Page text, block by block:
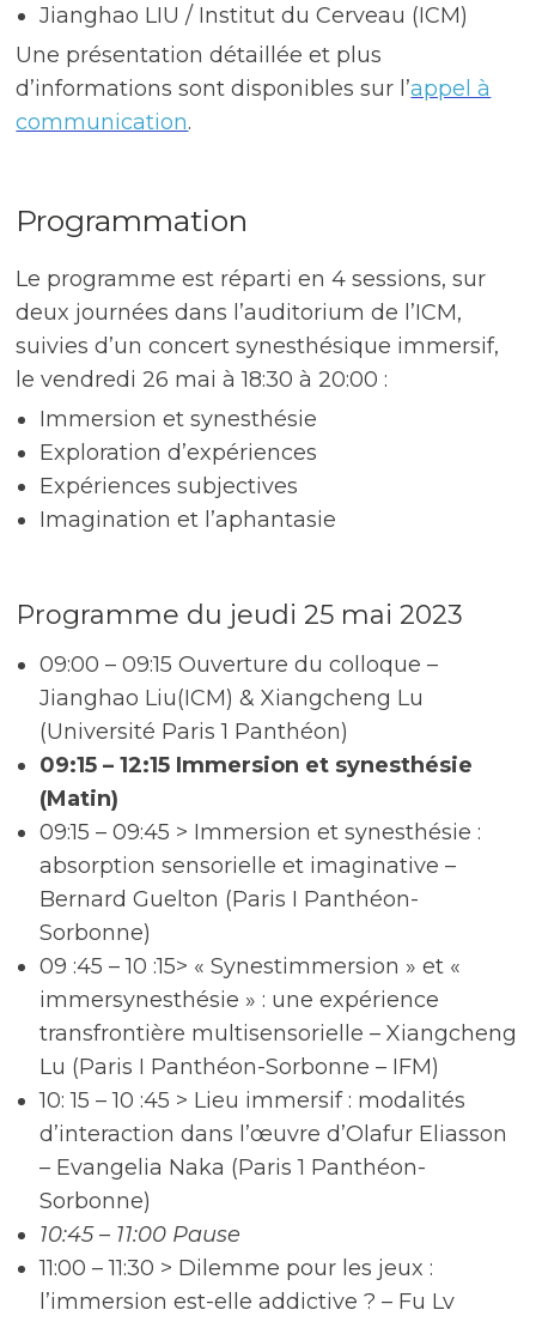
Jianghao LIU / Institut du Cerveau (ICM)
Une présentation détaillée et plus
d’informations sont disponibles sur l’appel à
communication.
Programmation
Le programme est réparti en 4 sessions, sur
deux journées dans l’auditorium de l’ICM,
suivies d’un concert synesthésique immersif,
le vendredi 26 mai à 18:30 à 20:00 :
Immersion et synesthésie
Exploration d’expériences
Expériences subjectives
Imagination et l’aphantasie
Programme du jeudi 25 mai 2023
09:00 – 09:15 Ouverture du colloque –
Jianghao Liu(ICM) & Xiangcheng Lu
(Université Paris 1 Panthéon)
09:15 – 12:15 Immersion et synesthésie
(Matin)
09:15 – 09:45 > Immersion et synesthésie :
absorption sensorielle et imaginative –
Bernard Guelton (Paris I Panthéon-
Sorbonne)
09 :45 – 10 :15> « Synestimmersion » et «
immersynesthésie » : une expérience
transfrontière multisensorielle – Xiangcheng
Lu (Paris I Panthéon-Sorbonne – IFM)
10: 15 – 10 :45 > Lieu immersif : modalités
d’interaction dans l’œuvre d’Olafur Eliasson
– Evangelia Naka (Paris 1 Panthéon-
Sorbonne)
10:45 – 11:00 Pause
11:00 – 11:30 > Dilemme pour les jeux :
l’immersion est-elle addictive ? – Fu Lv